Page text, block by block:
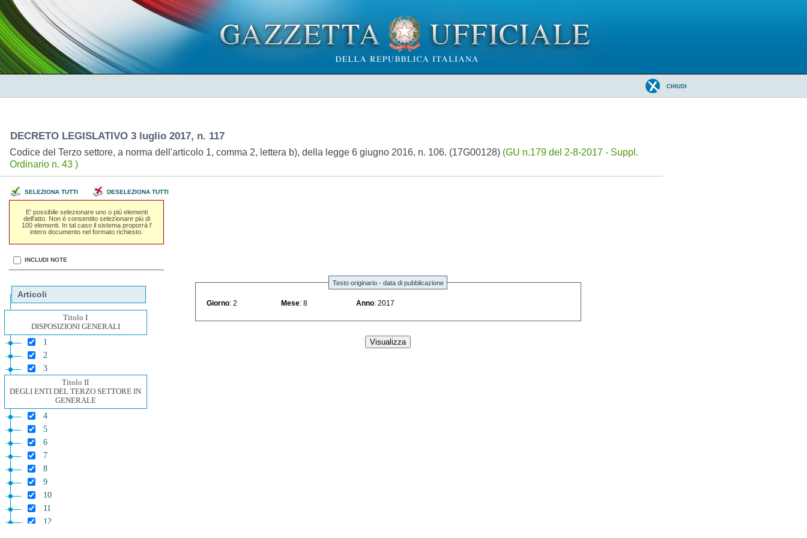
CHIUDI
DECRETO LEGISLATIVO 3 luglio 2017, n. 117
Codice del Terzo settore, a norma dell'articolo 1, comma 2, lettera b), della legge 6 giugno 2016, n. 106. (17G00128) (GU n.179 del 2-8-2017 - Suppl.
Ordinario n. 43 )
SELEZIONA TUTTI DESELEZIONA TUTTI
E' possibile selezionare uno o piú elementi
dell'atto. Non é consentito selezionare piú di
100 elementi. In tal caso il sistema proporrá l'
intero documento nel formato richiesto.
INCLUDI NOTE
Articoli
Titolo I
DISPOSIZIONI GENERALI
1
2
3
Titolo II
DEGLI ENTI DEL TERZO SETTORE IN
GENERALE
4
5
6
7
8
9
10
11
12
Testo originario - data di pubblicazione
Giorno : 2 Mese : 8 Anno : 2017